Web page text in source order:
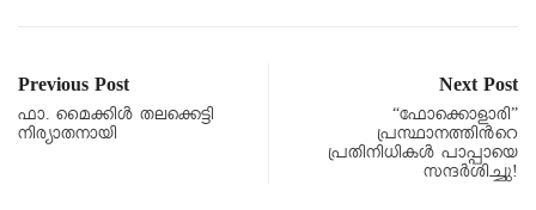
Previous Post
ഫാ. മൈക്കിൾ തലക്കെട്ടി
നിര്യാതനായി
Next Post
“ഫോക്കൊളാരി”
പ്രസ്ഥാനത്തിൻറെ
പ്രതിനിധികൾ പാപ്പായെ
സന്ദർശിച്ചു!